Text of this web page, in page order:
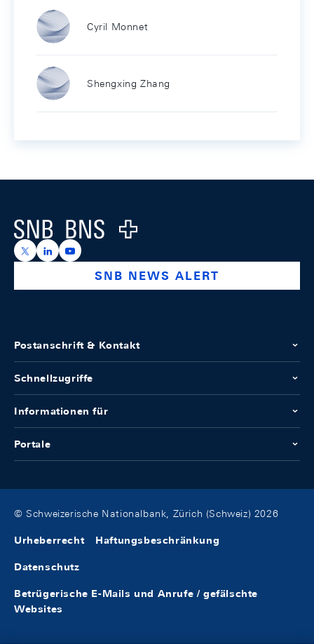
Cyril Monnet
Shengxing Zhang
Logo
https://x.com/snb_bns
https://ch.linkedin.com/company/swiss-national-
https://www.youtube.com/@swissnationalbank
SNB NEWS ALERT
Postanschrift & Kontakt
Schnellzugriffe
Informationen für
Portale
© Schweizerische Nationalbank, Zürich (Schweiz) 2026
Urheberrecht Haftungsbeschränkung
Datenschutz
Betrügerische E-Mails und Anrufe / gefälschte
Websites